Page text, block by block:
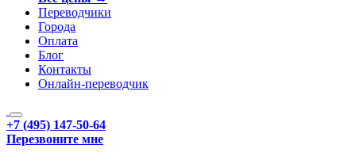
Переводчики
Города
Оплата
Блог
Контакты
Онлайн-переводчик
+7 (495) 147-50-64
Перезвоните мне